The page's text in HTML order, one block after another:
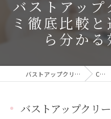
バストアップ
ミ徹底比較
ら分か
バストアップクリームならTwelve Vivid Style COLUMN
バストアップクリ